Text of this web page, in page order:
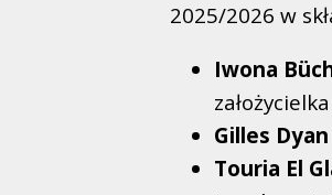
2025/2026 w
Iwona
Gilles Dyan
Touria El